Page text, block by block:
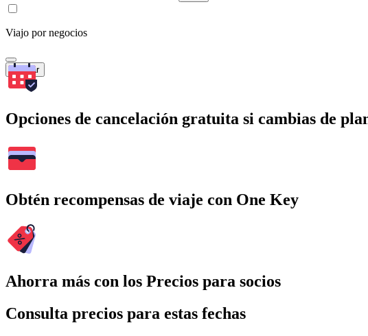
Viajo por negocios
Buscar
Opciones de cancelación gratuita si cambias de
Obtén recompensas de viaje con One Key
Ahorra más con los Precios para socios
Consulta precios para estas fechas